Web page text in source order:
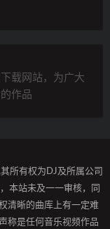
载网站，为广大
作品
所有权为DJ及所属公司
本站未及一一审核，同
清晰的曲库上有一定难
称是任何音乐视频作品